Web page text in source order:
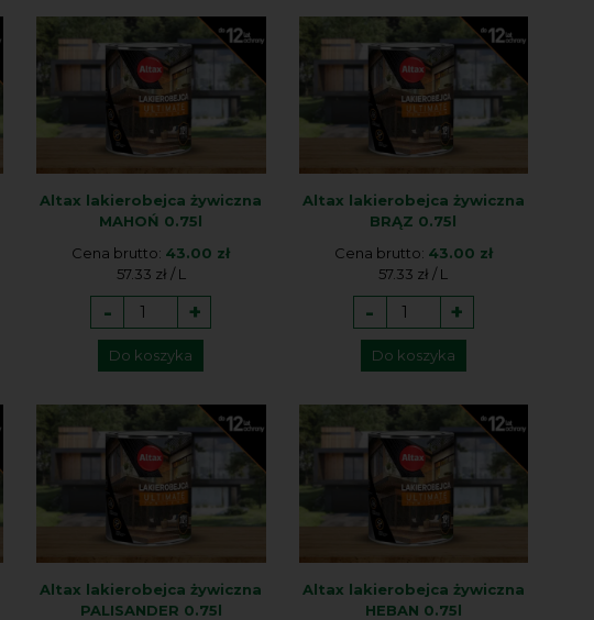
Altax lakierobejca żywiczna
MAHOŃ 0.75l
Cena brutto: 43.00 zł
57.33 zł / L
- +
Do koszyka
Altax lakierobejca żywiczna
BRĄZ 0.75l
Cena brutto: 43.00 zł
57.33 zł / L
- +
Do koszyka
Altax lakierobejca żywiczna
PALISANDER 0.75l
Altax lakierobejca żywiczna
HEBAN 0.75l